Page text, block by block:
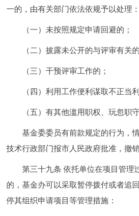
一的，由有关部门依法依规予以处理：
（一）未按照规定申请回避的；
（二）披露未公开的与评审有关的
（三）干预评审工作的；
（四）利用工作便利谋取不正当利
（五）有其他滥用职权、玩忽职守
基金委委员有前款规定的行为，情
技术行政部门报市人民政府批准，撤
第三十九条 依托单位在项目管理
的，基金办可以采取暂停拨付或者追
停其组织申请项目等管理措施：